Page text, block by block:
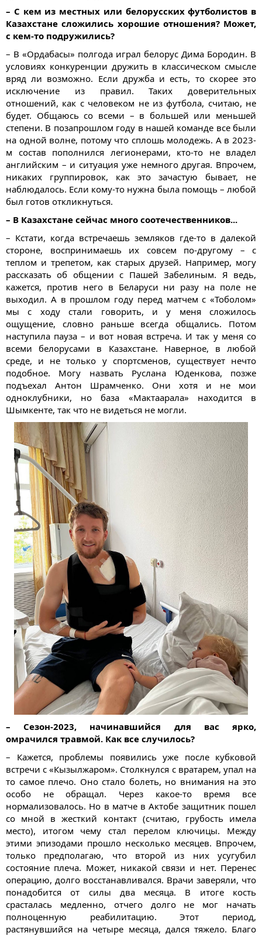
– С кем из местных или белорусских футболистов в
Казахстане сложились хорошие отношения? Может,
с кем-то подружились?
– В «Ордабасы» полгода играл белорус Дима Бородин. В
условиях конкуренции дружить в классическом смысле
вряд ли возможно. Если дружба и есть, то скорее это
исключение из правил. Таких доверительных
отношений, как с человеком не из футбола, считаю, не
будет. Общаюсь со всеми – в большей или меньшей
степени. В позапрошлом году в нашей команде все были
на одной волне, потому что сплошь молодежь. А в 2023-
м состав пополнился легионерами, кто-то не владел
английским – и ситуация уже немного другая. Впрочем,
никаких группировок, как это зачастую бывает, не
наблюдалось. Если кому-то нужна была помощь – любой
был готов откликнуться.
– В Казахстане сейчас много соотечественников...
– Кстати, когда встречаешь земляков где-то в далекой
стороне, воспринимаешь их совсем по-другому – с
теплом и трепетом, как старых друзей. Например, могу
рассказать об общении с Пашей Забелиным. Я ведь,
кажется, против него в Беларуси ни разу на поле не
выходил. А в прошлом году перед матчем с «Тоболом»
мы с ходу стали говорить, и у меня сложилось
ощущение, словно раньше всегда общались. Потом
наступила пауза – и вот новая встреча. И так у меня со
всеми белорусами в Казахстане. Наверное, в любой
среде, и не только у спортсменов, существует нечто
подобное. Могу назвать Руслана Юденкова, позже
подъехал Антон Шрамченко. Они хотя и не мои
одноклубники, но база «Мактаарала» находится в
Шымкенте, так что не видеться не могли.
– Сезон-2023, начинавшийся для вас ярко,
омрачился травмой. Как все случилось?
– Кажется, проблемы появились уже после кубковой
встречи с «Кызылжаром». Столкнулся с вратарем, упал на
то самое плечо. Оно стало болеть, но внимания на это
особо не обращал. Через какое-то время все
нормализовалось. Но в матче в Актобе защитник пошел
со мной в жесткий контакт (считаю, грубость имела
место), итогом чему стал перелом ключицы. Между
этими эпизодами прошло несколько месяцев. Впрочем,
только предполагаю, что второй из них усугубил
состояние плеча. Может, никакой связи и нет. Перенес
операцию, долго восстанавливался. Врачи заверяли, что
понадобится от силы два месяца. В итоге кость
срасталась медленно, отчего долго не мог начать
полноценную реабилитацию. Этот период,
растянувшийся на четыре месяца, дался тяжело. Благо